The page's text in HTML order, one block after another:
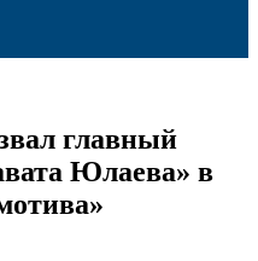
главный
Юлаева» в